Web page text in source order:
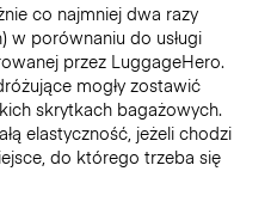
co najmniej dwa razy
w porównaniu do usługi
przez LuggageHero.
mogły zostawić
skrytkach bagażowych.
elastyczność, jeżeli chodzi
do którego trzeba się